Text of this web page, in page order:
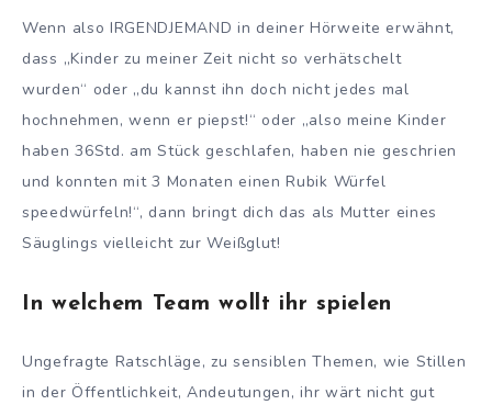
Wenn also IRGENDJEMAND in deiner Hörweite erwähnt,
dass „Kinder zu meiner Zeit nicht so verhätschelt
wurden“ oder „du kannst ihn doch nicht jedes mal
hochnehmen, wenn er piepst!“ oder „also meine Kinder
haben 36Std. am Stück geschlafen, haben nie geschrien
und konnten mit 3 Monaten einen Rubik Würfel
speedwürfeln!“, dann bringt dich das als Mutter eines
Säuglings vielleicht zur Weißglut!
In welchem Team wollt ihr spielen
Ungefragte Ratschläge, zu sensiblen Themen, wie Stillen
in der Öffentlichkeit, Andeutungen, ihr wärt nicht gut